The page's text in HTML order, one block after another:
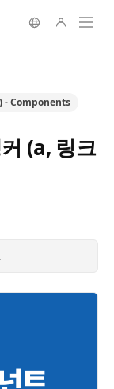
Components
(a, 링크